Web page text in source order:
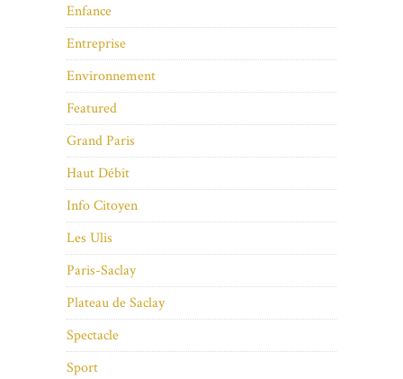
Enfance
Entreprise
Environnement
Featured
Grand Paris
Haut Débit
Info Citoyen
Les Ulis
Paris-Saclay
Plateau de Saclay
Spectacle
Sport